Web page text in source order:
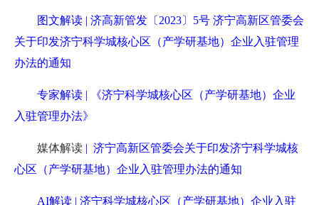
图文解读 | 济高新管发〔2023〕5号 济宁高新区管委会
关于印发济宁科学城核心区（产学研基地）企业入驻管理
办法的通知
专家解读 | 《济宁科学城核心区（产学研基地）企业
入驻管理办法》
媒体解读 | 济宁高新区管委会关于印发济宁科学城核
心区（产学研基地）企业入驻管理办法的通知
AI解读 | 济宁科学城核心区（产学研基地）企业入驻